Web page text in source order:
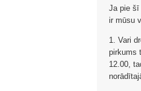
Ja pie šī
ir mūsu
1. Vari
pirkums
12.00,